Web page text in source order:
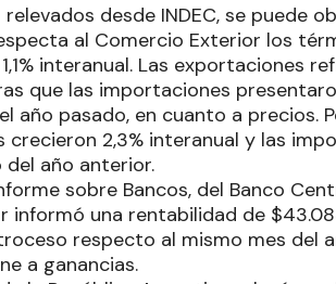
desde INDEC, se puede
al Comercio Exterior los
interanual. Las exportaciones
que las importaciones
año pasado, en cuanto a precios.
2,3% interanual y las
año anterior.
sobre Bancos, del Banco
informó una rentabilidad de
respecto al mismo mes del
a ganancias.